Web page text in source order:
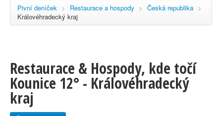
Pivní deníček > Restaurace a hospody > Česká republika >
Královéhradecký kraj
Restaurace & Hospody, kde točí
Kounice 12° - Královéhradecký
kraj